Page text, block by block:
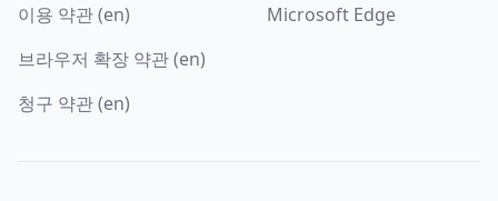
이용 약관 (en)
브라우저 확장 약관 (en)
청구 약관 (en)
Microsoft Edge